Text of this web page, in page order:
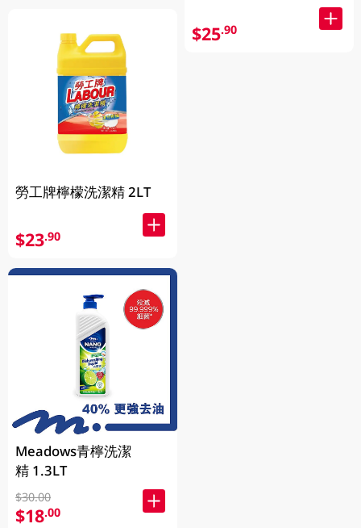
勞工牌檸檬洗潔精 2LT
$23.90
Meadows青檸洗潔
精 1.3LT
$30.00
$18.00
$25.90